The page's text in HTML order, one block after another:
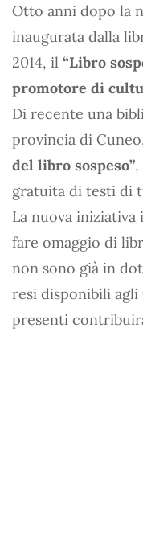
Otto anni dopo la
inaugurata dalla
2014, il “Libro
promotore di
Di recente una
provincia di
del libro sospeso”
gratuita di testi di
La nuova
fare omaggio di
non sono già in
resi disponibili agli
presenti